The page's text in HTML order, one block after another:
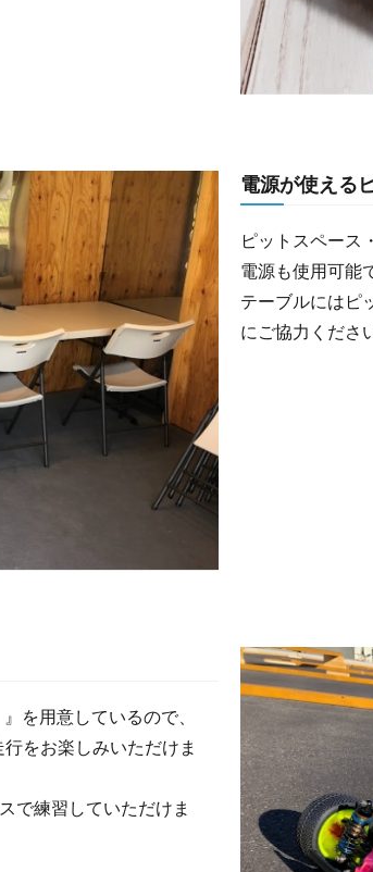
電源が使える
ピットスペース
電源も使用可能
テーブルにはピ
にご協力くださ
を用意しているので、
をお楽しみいただけま
で練習していただけま